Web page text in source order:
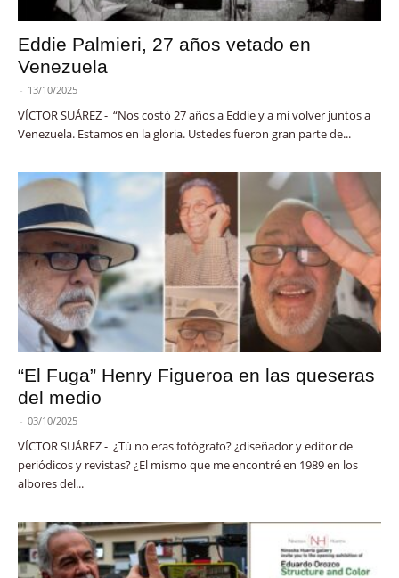
Eddie Palmieri, 27 años vetado en
Venezuela
- 13/10/2025
VÍCTOR SUÁREZ - “Nos costó 27 años a Eddie y a mí volver juntos a
Venezuela. Estamos en la gloria. Ustedes fueron gran parte de...
“El Fuga” Henry Figueroa en las queseras
del medio
- 03/10/2025
VÍCTOR SUÁREZ - ¿Tú no eras fotógrafo? ¿diseñador y editor de
periódicos y revistas? ¿El mismo que me encontré en 1989 en los
albores del...